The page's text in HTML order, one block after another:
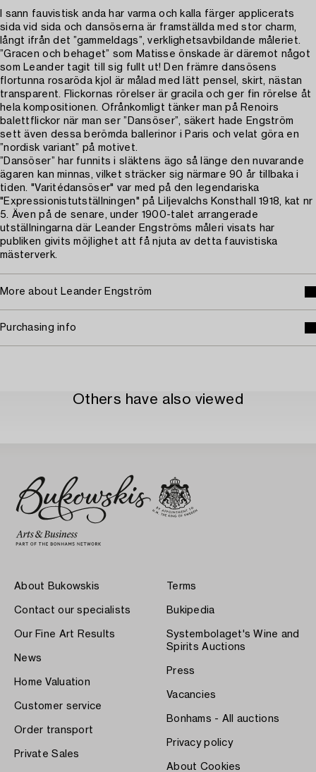
I sann fauvistisk anda har varma och kalla färger applicerats
sida vid sida och dansöserna är framställda med stor charm,
långt ifrån det ”gammeldags”, verklighetsavbildande måleriet.
”Gracen och behaget” som Matisse önskade är däremot något
som Leander tagit till sig fullt ut! Den främre dansösens
flortunna rosaröda kjol är målad med lätt pensel, skirt, nästan
transparent. Flickornas rörelser är gracila och ger fin rörelse åt
hela kompositionen. Ofrånkomligt tänker man på Renoirs
balettflickor när man ser ”Dansöser”, säkert hade Engström
sett även dessa berömda ballerinor i Paris och velat göra en
”nordisk variant” på motivet.
”Dansöser” har funnits i släktens ägo så länge den nuvarande
ägaren kan minnas, vilket sträcker sig närmare 90 år tillbaka i
tiden. "Varitédansöser" var med på den legendariska
"Expressionistutställningen" på Liljevalchs Konsthall 1918, kat nr
5. Även på de senare, under 1900-talet arrangerade
utställningarna där Leander Engströms måleri visats har
publiken givits möjlighet att få njuta av detta fauvistiska
mästerverk.
More about Leander Engström
Purchasing info
Others have also viewed
About Bukowskis
Contact our specialists
Our Fine Art Results
News
Home Valuation
Customer service
Order transport
Private Sales
Terms
Bukipedia
Systembolaget's Wine and
Spirits Auctions
Press
Vacancies
Bonhams - All auctions
Privacy policy
About Cookies